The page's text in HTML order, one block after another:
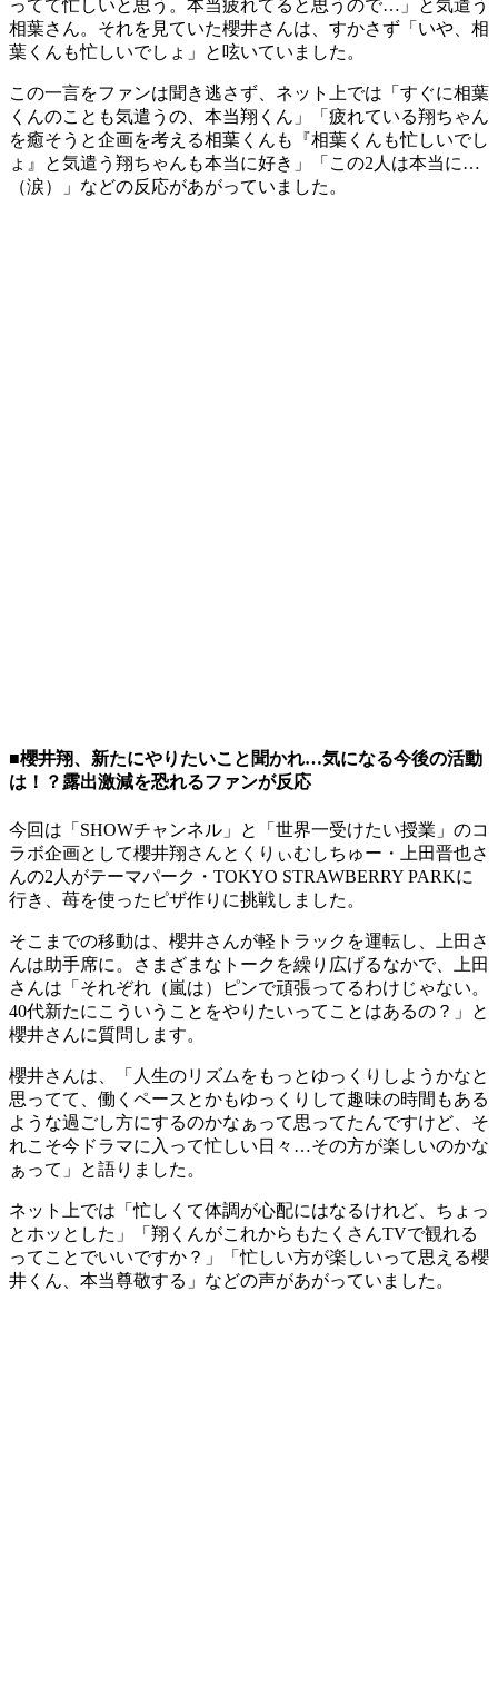
ってて忙しいと思う。本当疲れてると思うので…」と気遣う
相葉さん。それを見ていた櫻井さんは、すかさず「いや、相
葉くんも忙しいでしょ」と呟いていました。
この一言をファンは聞き逃さず、ネット上では「すぐに相葉
くんのことも気遣うの、本当翔くん」「疲れている翔ちゃん
を癒そうと企画を考える相葉くんも『相葉くんも忙しいでし
ょ』と気遣う翔ちゃんも本当に好き」「この2人は本当に…
（涙）」などの反応があがっていました。
■櫻井翔、新たにやりたいこと聞かれ…気になる今後の活動
は！？露出激減を恐れるファンが反応
今回は「SHOWチャンネル」と「世界一受けたい授業」のコ
ラボ企画として櫻井翔さんとくりぃむしちゅー・上田晋也さ
んの2人がテーマパーク・TOKYO STRAWBERRY PARKに
行き、苺を使ったピザ作りに挑戦しました。
そこまでの移動は、櫻井さんが軽トラックを運転し、上田さ
んは助手席に。さまざまなトークを繰り広げるなかで、上田
さんは「それぞれ（嵐は）ピンで頑張ってるわけじゃない。
40代新たにこういうことをやりたいってことはあるの？」と
櫻井さんに質問します。
櫻井さんは、「人生のリズムをもっとゆっくりしようかなと
思ってて、働くペースとかもゆっくりして趣味の時間もある
ような過ごし方にするのかなぁって思ってたんですけど、そ
れこそ今ドラマに入って忙しい日々…その方が楽しいのかな
ぁって」と語りました。
ネット上では「忙しくて体調が心配にはなるけれど、ちょっ
とホッとした」「翔くんがこれからもたくさんTVで観れる
ってことでいいですか？」「忙しい方が楽しいって思える櫻
井くん、本当尊敬する」などの声があがっていました。